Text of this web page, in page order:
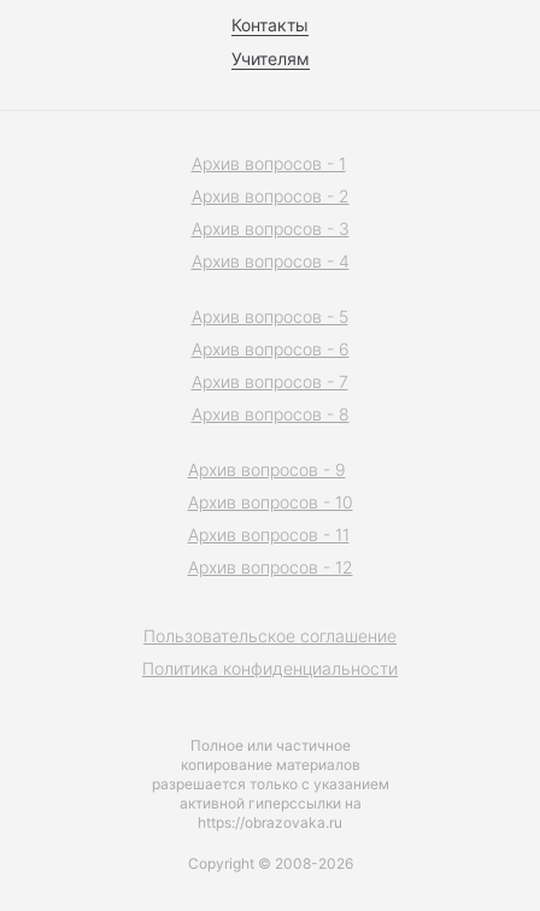
Контакты
Учителям
Полное или частичное
копирование материалов
разрешается только с указанием
активной гиперссылки на
https://obrazovaka.ru
Пользовательское соглашение
Политика конфиденциальности
Архив вопросов - 1
Архив вопросов - 2
Архив вопросов - 3
Архив вопросов - 4
Архив вопросов - 5
Архив вопросов - 6
Архив вопросов - 7
Архив вопросов - 8
Архив вопросов - 9
Архив вопросов - 10
Архив вопросов - 11
Архив вопросов - 12
Copyright © 2008-2026